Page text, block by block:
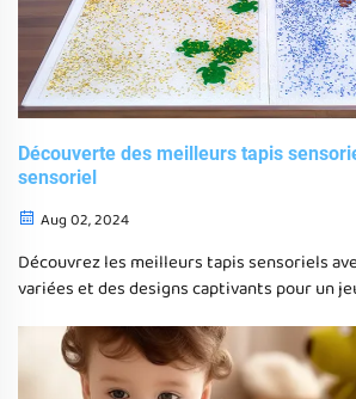
Découverte des meilleurs tapis
sensoriel
Aug 02, 2024
Découvrez les meilleurs tapis sensoriels
variées et des designs captivants pour un
des expériences sensorielles uniques et un
stress.